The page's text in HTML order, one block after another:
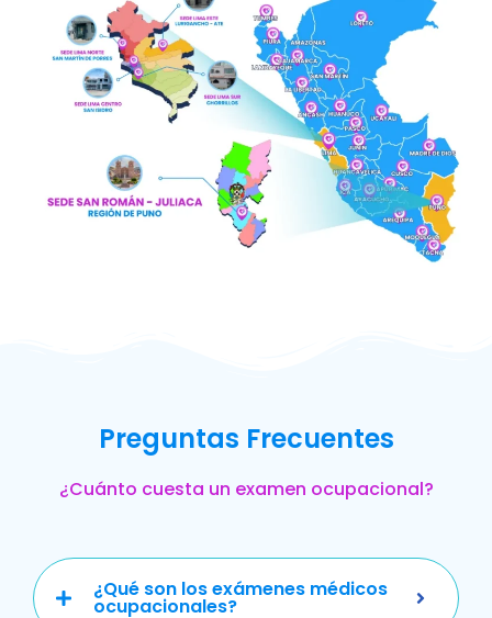
Preguntas Frecuentes
¿Cuánto cuesta un examen ocupacional?
¿Qué son los exámenes médicos
ocupacionales?